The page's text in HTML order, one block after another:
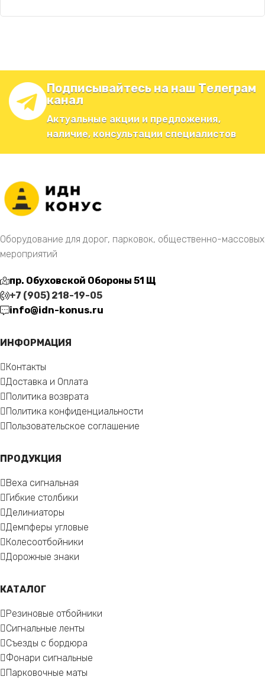
Подписывайтесь на наш Телеграм
канал
Актуальные акции и предложения,
наличие, консультации специалистов
Оборудование для дорог, парковок, общественно-массовых
мероприятий
пр. Обуховской Обороны 51 Щ
+7 (905) 218-19-05
info@idn-konus.ru
ИНФОРМАЦИЯ
Контакты
Доставка и Оплата
Политика возврата
Политика конфиденциальности
Пользовательское соглашение
ПРОДУКЦИЯ
Веха сигнальная
Гибкие столбики
Делиниаторы
Демпферы угловые
Колесоотбойники
Дорожные знаки
КАТАЛОГ
Резиновые отбойники
Сигнальные ленты
Съезды с бордюра
Фонари сигнальные
Парковочные маты